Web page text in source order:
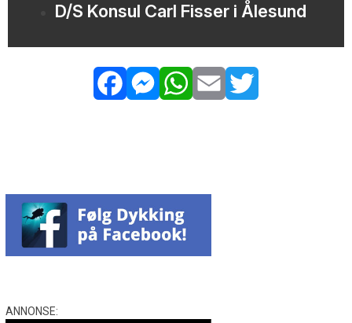
D/S Konsul Carl Fisser i Ålesund
ANNONSE: